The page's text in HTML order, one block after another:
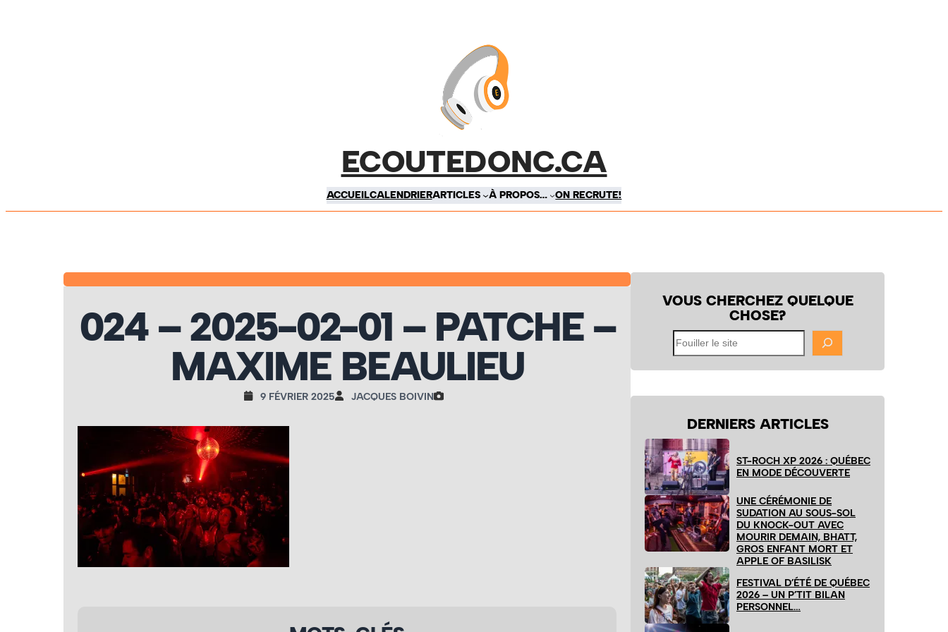
ECOUTEDONC.CA
ACCUEILCALENDRIERARTICLES À PROPOS… ON RECRUTE!
024 – 2025-02-01 – PATCHE –
MAXIME BEAULIEU
9 FÉVRIER 2025 JACQUES BOIVIN
VOUS CHERCHEZ QUELQUE
CHOSE?
Fouiller
le
site
DERNIERS ARTICLES
ST-ROCH XP 2026 : QUÉBEC
EN MODE DÉCOUVERTE
UNE CÉRÉMONIE DE
SUDATION AU SOUS-SOL
DU KNOCK-OUT AVEC
MOURIR DEMAIN, BHATT,
GROS ENFANT MORT ET
APPLE OF BASILISK
FESTIVAL D’ÉTÉ DE QUÉBEC
2026 – UN P’TIT BILAN
PERSONNEL…